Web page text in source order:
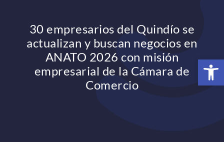
Abrir
30 empresarios del Quindío se
actualizan y buscan negocios en
ANATO 2026 con misión
empresarial de la Cámara de
Comercio